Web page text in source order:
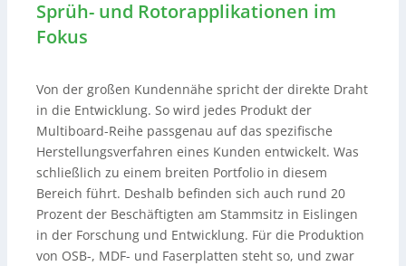
Sprüh- und Rotorapplikationen im
Fokus
Von der großen Kundennähe spricht der direkte Draht
in die Entwicklung. So wird jedes Produkt der
Multiboard-Reihe passgenau auf das spezifische
Herstellungsverfahren eines Kunden entwickelt. Was
schließlich zu einem breiten Portfolio in diesem
Bereich führt. Deshalb befinden sich auch rund 20
Prozent der Beschäftigten am Stammsitz in Eislingen
in der Forschung und Entwicklung. Für die Produktion
von OSB-, MDF- und Faserplatten steht so, und zwar